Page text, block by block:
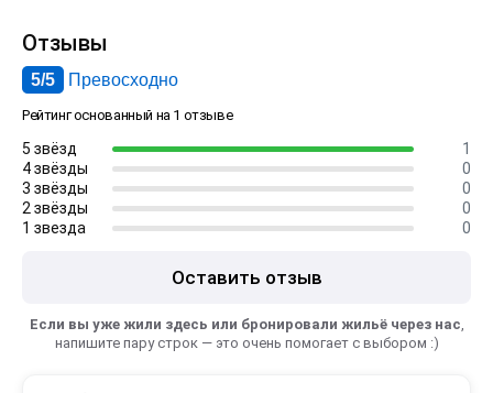
Отзывы
5/5 Превосходно
Рейтинг основанный на 1 отзыве
5 звёзд
1
4 звёзды
0
3 звёзды
0
2 звёзды
0
1 звезда
0
Оставить отзыв
Если вы уже жили здесь или бронировали жильё через нас,
напишите пару строк — это очень помогает с выбором :)